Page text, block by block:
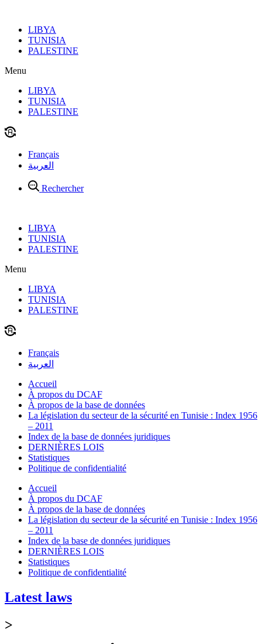
contenuLIBYA
TUNISIA
PALESTINE
Menu
LIBYA
TUNISIA
PALESTINE
Français
العربية
Rechercher
LIBYA
TUNISIA
PALESTINE
Menu
LIBYA
TUNISIA
PALESTINE
Français
العربية
Accueil
À propos du DCAF
À propos de la base de données
La législation du secteur de la sécurité en Tunisie : Index 1956
– 2011
Index de la base de données juridiques
DERNIÈRES LOIS
Statistiques
Politique de confidentialité
Accueil
À propos du DCAF
À propos de la base de données
La législation du secteur de la sécurité en Tunisie : Index 1956
– 2011
Index de la base de données juridiques
DERNIÈRES LOIS
Statistiques
Politique de confidentialité
Latest laws
>